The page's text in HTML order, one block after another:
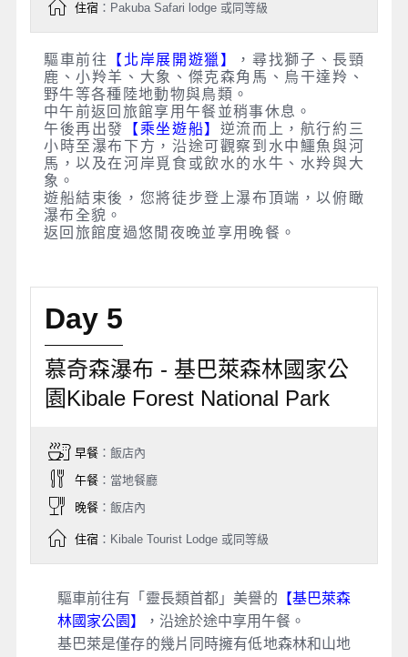
住宿：Pakuba Safari lodge 或同等級
驅車前往 【北岸展開遊獵】
，尋找獅子、長頸
鹿、小羚羊、大象、傑克森角馬、烏干達羚、
野牛等各種陸地動物與鳥類。
中午前返回旅館享用午餐並稍事休息。
午後再出發
【乘坐遊船】 逆流而上，航行約三
小時至瀑布下方，沿途可觀察到水中鱷魚與河
馬，以及在河岸覓食或飲水的水牛、水羚與大
象。
遊船結束後，您將徒步登上瀑布頂端，以俯瞰
瀑布全貌。
返回旅館度過悠閒夜晚並享用晚餐。
Day 5
慕奇森瀑布 - 基巴萊森林國家公
園Kibale Forest National Park
早餐：飯店內
午餐：當地餐廳
晚餐：飯店內
住宿：Kibale Tourist Lodge 或同等級
驅車前往有「靈長類首都」美譽的 【基巴萊森
林國家公園】
，沿途於途中享用午餐。
基巴萊是僅存的幾片同時擁有低地森林和山地